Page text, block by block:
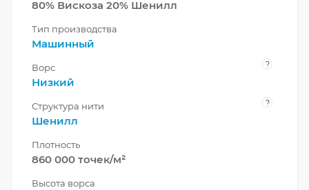
80% Вискоза 20% Шенилл
Тип производства
Машинный
Ворс ?
Низкий
Структура нити ?
Шенилл
Плотность
860 000 точек/м²
Высота ворса